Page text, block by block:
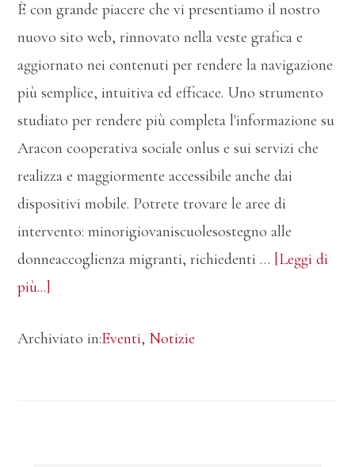
È con grande piacere che vi presentiamo il nostro
nuovo sito web, rinnovato nella veste grafica e
aggiornato nei contenuti per rendere la navigazione
più semplice, intuitiva ed efficace. Uno strumento
studiato per rendere più completa l'informazione su
Aracon cooperativa sociale onlus e sui servizi che
realizza e maggiormente accessibile anche dai
dispositivi mobile. Potrete trovare le aree di
intervento: minorigiovaniscuolesostegno alle
donneaccoglienza migranti, richiedenti … [Leggi di
più...]
Aracon
Archiviato in:Eventi, Notizie